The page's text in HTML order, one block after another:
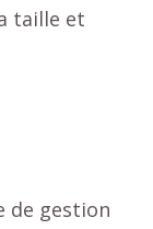
taille et
de gestion